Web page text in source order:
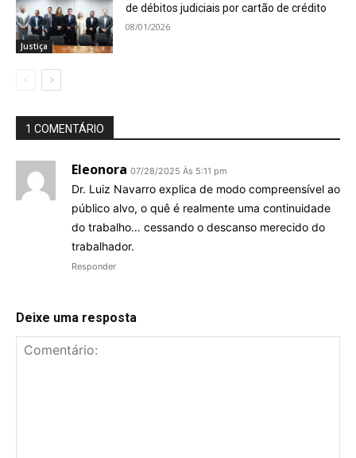
Justiça
de débitos judiciais por cartão de crédito
08/01/2026
1 COMENTÁRIO
Eleonora 07/28/2025 Às 5:11 pm
Dr. Luiz Navarro explica de modo compreensível ao
público alvo, o quê é realmente uma continuidade
do trabalho… cessando o descanso merecido do
trabalhador.
Responder
Deixe uma resposta